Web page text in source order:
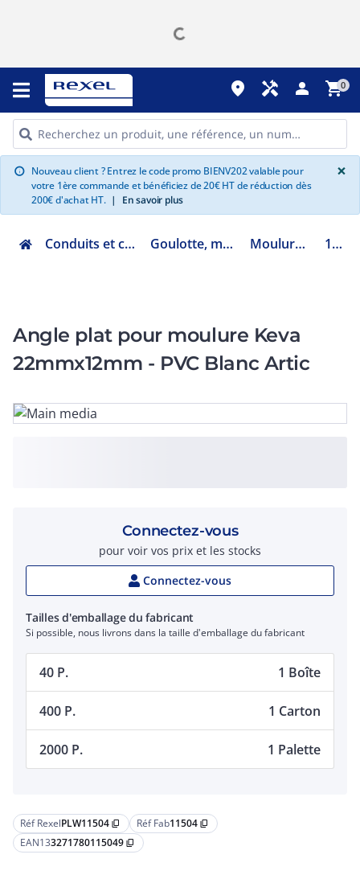
place handyman person shopping_cart0
info Nouveau client ? Entrez le code promo BIENV202 valable pour
votre 1ère commande et bénéficiez de 20€ HT de réduction dès
200€ d'achat HT. | En savoir plus
×
Conduits et cheminements Goulotte, moulure et GTL Moulure et plinthe 11504
Angle plat pour moulure Keva
22mmx12mm - PVC Blanc Artic
Réf RexelPLW11504 content_copy Réf Fab11504 content_copy
EAN133271780115049 content_copy
Connectez-vous
pour voir vos prix et les stocks
Connectez-vous
Tailles d'emballage du fabricant
Si possible, nous livrons dans la taille d'emballage du fabricant
40 P. 1 Boîte
400 P. 1 Carton
2000 P. 1 Palette